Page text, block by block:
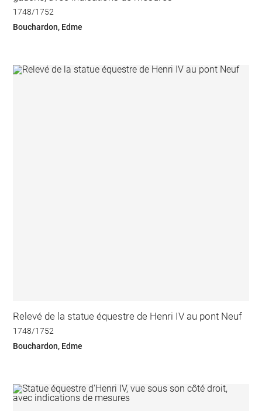
1748/1752
Bouchardon, Edme
Relevé de la statue équestre de Henri IV au pont Neuf
1748/1752
Bouchardon, Edme